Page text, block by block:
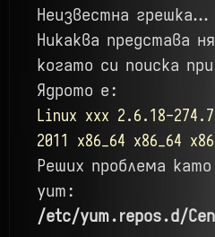
Неизвестна грешка…
Никаква представа
когато си поиска
Ядрото е:
Linux xxx 2.6.18-
2011 x86_64 x86_64
Реших проблема
yum:
/etc/yum.repos.d/